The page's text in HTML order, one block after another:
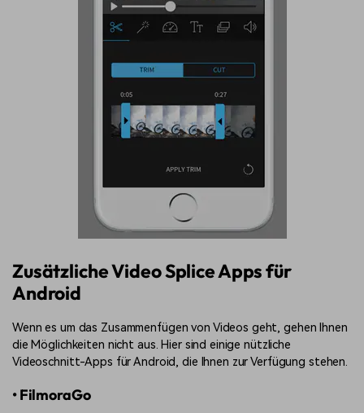
Zusätzliche Video Splice Apps für
Android
Wenn es um das Zusammenfügen von Videos geht, gehen Ihnen
die Möglichkeiten nicht aus. Hier sind einige nützliche
Videoschnitt-Apps für Android, die Ihnen zur Verfügung stehen.
• FilmoraGo